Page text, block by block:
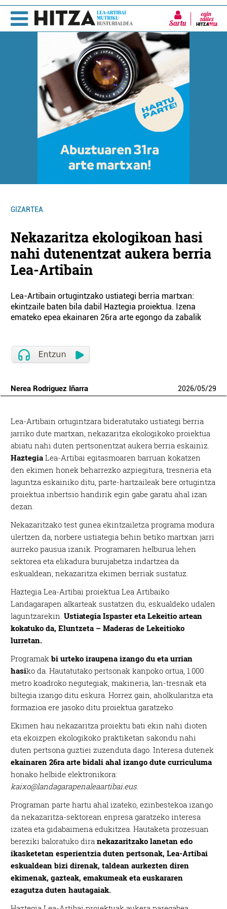
Sartu
GIZARTEA
Nekazaritza ekologikoan hasi
nahi dutenentzat aukera berria
Lea-Artibain
Lea-Artibain ortugintzako ustiategi berria martxan:
ekintzaile baten bila dabil Haztegia proiektua. Izena
emateko epea ekainaren 26ra arte egongo da zabalik
Nerea Rodriguez Iñarra 2026/05/29
Lea-Artibain ortugintzara bideratutako ustiategi berria
jarriko dute martxan, nekazaritza ekologikoko proiektua
abiatu nahi duten pertsonentzat aukera berria eskainiz.
Haztegia Lea-Artibai egitasmoaren barruan kokatzen
den ekimen honek beharrezko azpiegitura, tresneria eta
laguntza eskainiko ditu, parte-hartzaileak bere ortugintza
proiektua inbertsio handirik egin gabe garatu ahal izan
dezan.
Nekazaritzako test gunea ekintzailetza programa modura
ulertzen da, norbere ustiategia behin betiko martxan jarri
aurreko pausua izanik. Programaren helburua lehen
sektorea eta elikadura burujabetza indartzea da
eskualdean, nekazaritza ekimen berriak sustatuz.
Haztegia Lea-Artibai proiektua Lea Artibaiko
Landagarapen alkarteak sustatzen du, eskualdeko udalen
laguntzarekin.Ustiategia Ispaster eta Lekeitio artean
kokatuko da, Eluntzeta – Maderas de Lekeitioko
lurretan.
Programakbi urteko iraupena izango du eta urrian
hasiko da. Hautatutako pertsonak kanpoko ortua, 1.000
metro koadroko negutegiak, makineria, lan-tresnak eta
biltegia izango ditu eskura. Horrez gain, aholkularitza eta
formazioa ere jasoko ditu proiektua garatzeko.
Ekimen hau nekazaritza proiektu bati ekin nahi dioten
eta ekoizpen ekologikoko praktiketan sakondu nahi
duten pertsona guztiei zuzenduta dago. Interesa dutenek
ekainaren 26ra arte bidali ahal izango dute curriculuma
honako helbide elektronikora:
kaixo@landagarapenaleaartibai.eus.
Programan parte hartu ahal izateko, ezinbestekoa izango
da nekazaritza-sektorean enpresa garatzeko interesa
izatea eta gidabaimena edukitzea. Hautaketa prozesuan
bereziki baloratuko diranekazaritzako lanetan edo
ikasketetan esperientzia duten pertsonak, Lea-Artibai
eskualdean bizi direnak, taldean aurkezten diren
ekimenak, gazteak, emakumeak eta euskararen
ezagutza duten hautagaiak.